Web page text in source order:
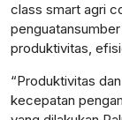
class smart agri
penguatansumber
produktivitas,
“Produktivitas dan
kecepatan